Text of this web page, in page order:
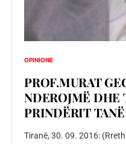
OPINIONE
PROF.MURAT
NDEROJMË DHE
PRINDËRIT TANË
Tiranë, 30. 09. 2016: